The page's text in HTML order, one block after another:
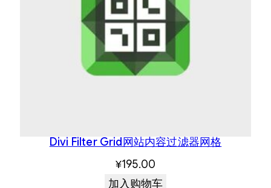
Divi Filter Grid网站内容过滤器网格
¥195.00
加入购物车